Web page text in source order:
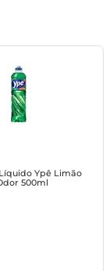
Ypê Limão
500ml